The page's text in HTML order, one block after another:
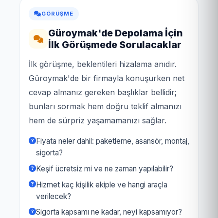
GÖRÜŞME
Güroymak'de Depolama İçin
İlk Görüşmede Sorulacaklar
İlk görüşme, beklentileri hizalama anıdır.
Güroymak'de bir firmayla konuşurken net
cevap almanız gereken başlıklar bellidir;
bunları sormak hem doğru teklif almanızı
hem de sürpriz yaşamamanızı sağlar.
Fiyata neler dahil: paketleme, asansör, montaj,
sigorta?
Keşif ücretsiz mi ve ne zaman yapılabilir?
Hizmet kaç kişilik ekiple ve hangi araçla
verilecek?
Sigorta kapsamı ne kadar, neyi kapsamıyor?